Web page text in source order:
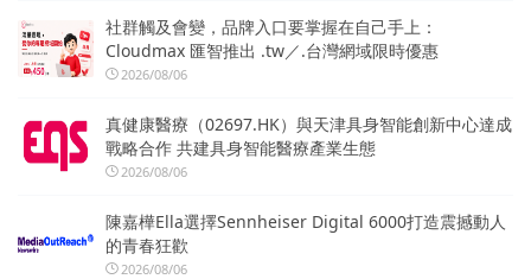
社群觸及會變，品牌入口要掌握在自己手上：
Cloudmax 匯智推出 .tw／.台灣網域限時優惠
2026/08/06
真健康醫療（02697.HK）與天津具身智能創新中心達成
戰略合作 共建具身智能醫療產業生態
2026/08/06
陳嘉樺Ella選擇Sennheiser Digital 6000打造震撼動人
的青春狂歡
2026/08/06